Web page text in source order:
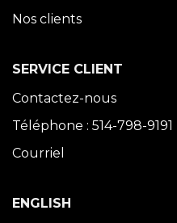
Nos clients
SERVICE CLIENT
Contactez-nous
Téléphone : 514-798-9191
Courriel
ENGLISH